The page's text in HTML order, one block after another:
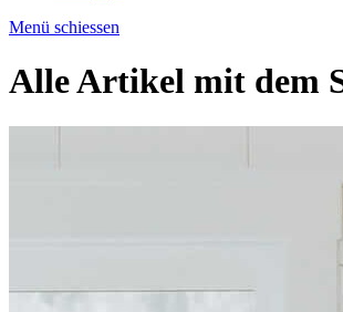
Menü schiessen
Alle Artikel mit dem